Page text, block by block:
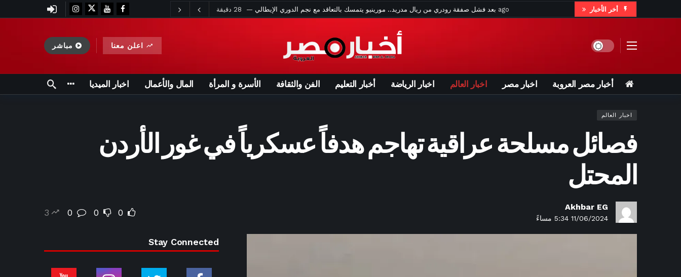
أخر الأخبار طريقة عمل كيكة الزبادي الهشة.. وصفة سهلة بمكونات بسيطة – الأسبوع49 دقيقة ago
«بينك في بينك».. أحمد سعد يشارك جمهوره مجموعة صور من حفله في الساحل الشمالي
بعد حفلها في العلمين.. إلهام شاهين توجه رسالة لـ شيرين عبد الوهاب – الأسبوع
ثلاثية نظيفة لـ«البلوز».. أهداف مباراة تشيلسي وميلان الودية «فيديو» – الأسبوعساعتين ago
فيديو.. فاتهما الإقلاع فاقتحمتا ساحة الطائرات في مطار موسكو ساعتين ago
إسبانيا تكافح حريق التهم 4 آلاف هكتار جنوب البلاد
«صوت قلبي».. معجب شيرين عبد الوهاب يثير التفاعل بعد ظهوره رفقتها – الأسبوع ساعتين ago
وفاة والد ميسي عن 68 عامًا.. تفاصيل مؤثرة عن معاناة اللاعب خلال كأس العالم 2026 3 ساعات ago
نانسي عجرم تثير تفاعل الجمهور بسبب إطلالاتها في الساحل الشمالي.. فستان بـ 145 ألف جنيه3 ساعات ago
Dark mode اعلن معنا مباشر
أخبار مصر العروبة اخبار مصر اخبار العالم اخبار الرياضة أخبار التعليم الفن والثقافة الأسرة و المرأة المال والأعمال اخبار الميديا
اخبار العالم
فصائل مسلحة عراقية تهاجم هدفاً عسكرياً في غور الأردن
المحتل
Akhbar EG
11/06/2024 5:34 مساءً
0
0
0
3
Stay Connected